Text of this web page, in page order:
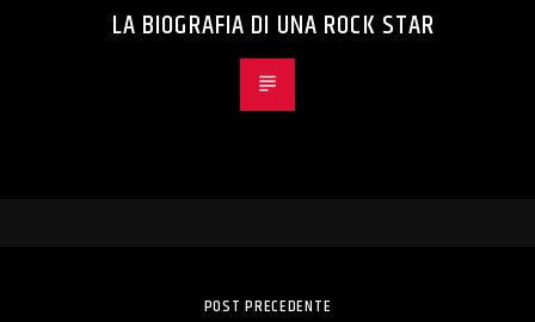
LA BIOGRAFIA DI UNA ROCK STAR
POST PRECEDENTE